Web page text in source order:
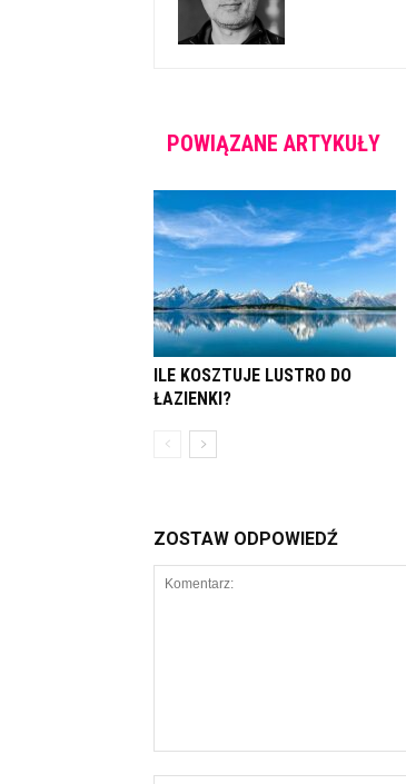
POWIĄZANE ARTYKUŁY
ILE KOSZTUJE LUSTRO DO
ŁAZIENKI?
ZOSTAW ODPOWIEDŹ